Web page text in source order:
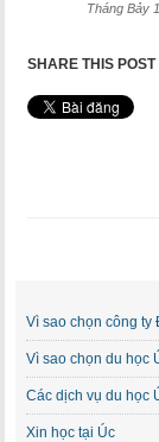
Tháng Bảy
SHARE THIS POST
Vì sao chọn công ty
Vì sao chọn du học
Các dịch vụ du học
Xin học tại Úc